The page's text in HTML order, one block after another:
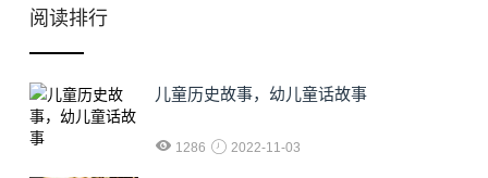
阅读排行
儿童历史故事，幼儿童话故事
1286 2022-11-03